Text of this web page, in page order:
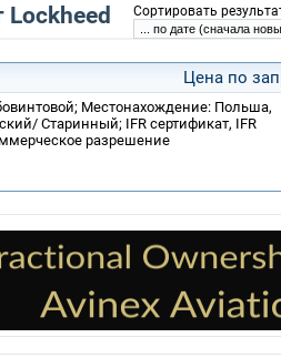
Сортировать
Цена по
Местонахождение: Польша,
Старинный; IFR сертификат, IFR
разрешение